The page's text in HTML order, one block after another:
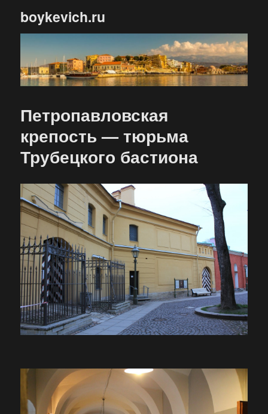
boykevich.ru
Петропавловская
крепость — тюрьма
Трубецкого бастиона